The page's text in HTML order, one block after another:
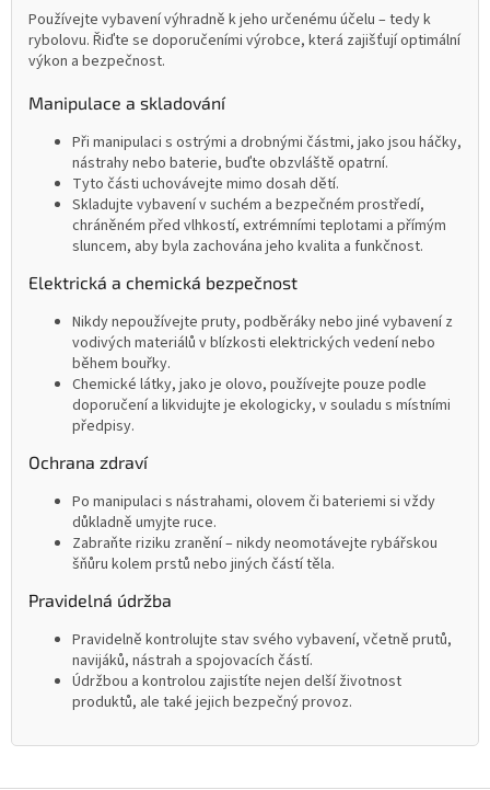
Používejte vybavení výhradně k jeho určenému účelu – tedy k
rybolovu. Řiďte se doporučeními výrobce, která zajišťují optimální
výkon a bezpečnost.
Manipulace a skladování
Při manipulaci s ostrými a drobnými částmi, jako jsou háčky,
nástrahy nebo baterie, buďte obzvláště opatrní.
Tyto části uchovávejte mimo dosah dětí.
Skladujte vybavení v suchém a bezpečném prostředí,
chráněném před vlhkostí, extrémními teplotami a přímým
sluncem, aby byla zachována jeho kvalita a funkčnost.
Elektrická a chemická bezpečnost
Nikdy nepoužívejte pruty, podběráky nebo jiné vybavení z
vodivých materiálů v blízkosti elektrických vedení nebo
během bouřky.
Chemické látky, jako je olovo, používejte pouze podle
doporučení a likvidujte je ekologicky, v souladu s místními
předpisy.
Ochrana zdraví
Po manipulaci s nástrahami, olovem či bateriemi si vždy
důkladně umyjte ruce.
Zabraňte riziku zranění – nikdy neomotávejte rybářskou
šňůru kolem prstů nebo jiných částí těla.
Pravidelná údržba
Pravidelně kontrolujte stav svého vybavení, včetně prutů,
navijáků, nástrah a spojovacích částí.
Údržbou a kontrolou zajistíte nejen delší životnost
produktů, ale také jejich bezpečný provoz.